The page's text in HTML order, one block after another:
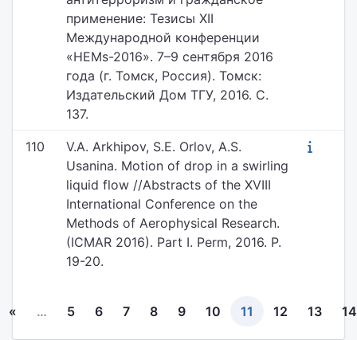
применение: Тезисы XII
Международной конференции
«HEMs-2016». 7–9 сентября 2016
года (г. Томск, Россия). Томск:
Издательский Дом ТГУ, 2016. С.
137.
110
V.A. Arkhipov, S.E. Orlov, A.S.
Usanina. Motion of drop in a swirling
liquid flow //Abstracts of the XVIII
International Conference on the
Methods of Aerophysical Research.
(ICMAR 2016). Part I. Perm, 2016. P.
19-20.
« … 5 6 7 8 9 10 11 12 13 14